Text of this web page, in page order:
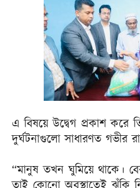
এ বিষয়ে উদ্বেগ প্রকাশ করে
দুর্ঘটনাগুলো সাধারণত গভীর
“মানুষ তখন ঘুমিয়ে থাকে।